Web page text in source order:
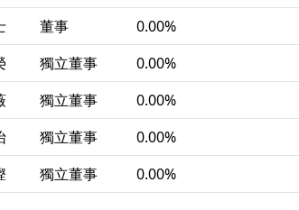
董事
0.00%
獨立董事
0.00%
獨立董事
0.00%
獨立董事
0.00%
獨立董事 0.00%